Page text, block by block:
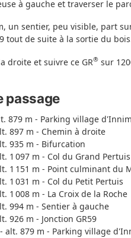
à gauche et traverser le
un sentier, peu visible, part
tout de suite à la sortie du
droite et suivre ce GR®sur
passage
879 m - Parking village
897 m - Chemin à droite
935 m - Bifurcation
1 097 m - Col du Grand Pertuis
1 151 m - Point culminant du
1 031 m - Col du Petit Pertuis
1 008 m - La Croix de la Roche
994 m - Sentier à gauche
926 m - Jonction GR59
alt. 879 m - Parking village